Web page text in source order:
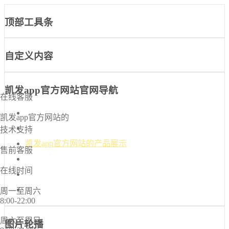
顶部工具条
自定义内容
凯发app官方网站官网导航
凯发app官方网站-凯发k8国际官网首页入口
凯发k8国际官网首页入口的介绍
凯发app官方网站的产品展示
诚信档案
联系凯发app官方网站
图片轮播
在线客服
凯发app官方网站的
技术支持
售前客服
在线时间
周一至周六
8:00-22:00
周六至周日